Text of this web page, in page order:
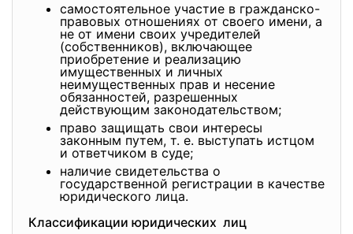
самостоятельное участие в гражданско-
правовых отношениях от своего имени, а
не от имени своих учредителей
(собственников), включающее
приобретение и реализацию
имущественных и личных
неимущественных прав и несение
обязанностей, разрешенных
действующим законодательством;
право защищать свои интересы
законным путем, т. е. выступать истцом
и ответчиком в суде;
наличие свидетельства о
государственной регистрации в качестве
юридического лица.
Классификации юридических лиц